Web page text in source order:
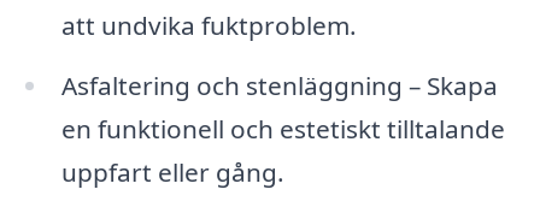
att undvika fuktproblem.
Asfaltering och stenläggning – Skapa
en funktionell och estetiskt tilltalande
uppfart eller gång.